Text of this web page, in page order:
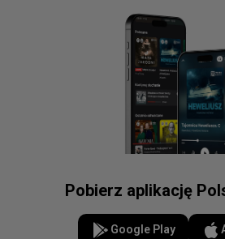
Pobierz aplikację
Google Play